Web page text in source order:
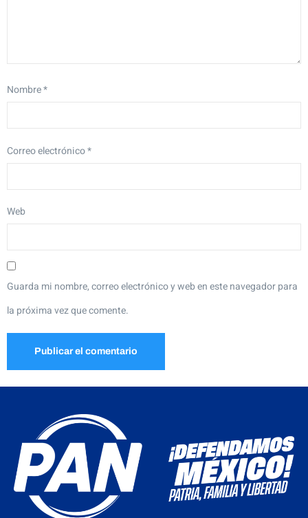
Nombre*
Correo electrónico*
Web
Guarda mi nombre, correo electrónico y web en este navegador para
la próxima vez que comente.